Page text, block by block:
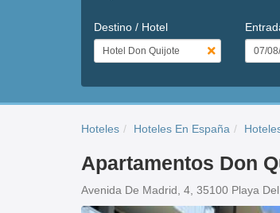
Destino / Hotel
Hoteles Hoteles En España
Apartamentos Don
Avenida De Madrid, 4, 35100 Playa